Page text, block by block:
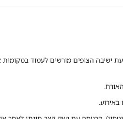
ישיבה הצופים מורשים לעמוד